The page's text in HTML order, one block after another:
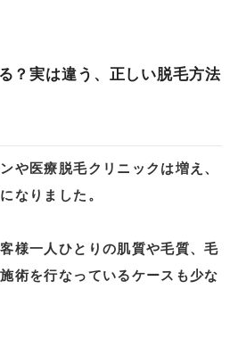
？実は違う、正しい脱毛方法
や医療脱毛クリニックは増え、
なりました。
様一人ひとりの肌質や毛質、毛
術を行なっているケースも少な